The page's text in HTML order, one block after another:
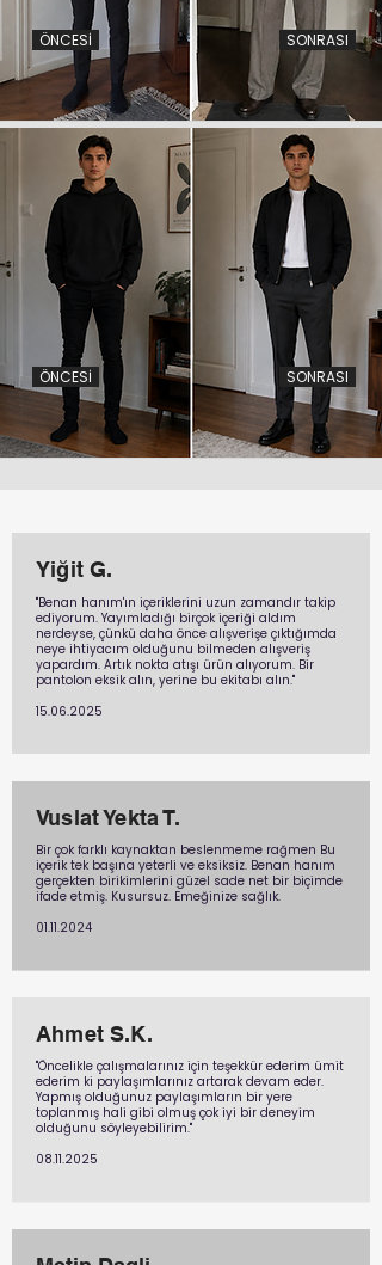
ÖNCESİ SONRASI
ÖNCESİ SONRASI
Yiğit G.
"Benan hanım'ın içeriklerini uzun zamandır takip
ediyorum. Yayımladığı birçok içeriği aldım
nerdeyse, çünkü daha önce alışverişe çıktığımda
neye ihtiyacım olduğunu bilmeden alışveriş
yapardım. Artık nokta atışı ürün alıyorum. Bir
pantolon eksik alın, yerine bu ekitabı alın."
15.06.2025
Vuslat Yekta T.
Bir çok farklı kaynaktan beslenmeme rağmen Bu
içerik tek başına yeterli ve eksiksiz. Benan hanım
gerçekten birikimlerini güzel sade net bir biçimde
ifade etmiş. Kusursuz. Emeğinize sağlık.
01.11.2024
Ahmet S.K.
"Öncelikle çalışmalarınız için teşekkür ederim ümit
ederim ki paylaşımlarınız artarak devam eder.
Yapmış olduğunuz paylaşımların bir yere
toplanmış hali gibi olmuş çok iyi bir deneyim
olduğunu söyleyebilirim."
08.11.2025